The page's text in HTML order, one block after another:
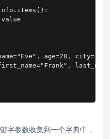
age=28, city="纽
字参数收集到一个字典中，